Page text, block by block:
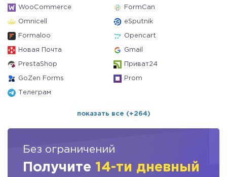
WooCommerce FormCan
Omnicell eSputnik
Formaloo Opencart
Новая Почта Gmail
PrestaShop Приват24
GoZen Forms Prom
Телеграм
показать все (+264)
Без ограничений
Получите 14-ти дневный